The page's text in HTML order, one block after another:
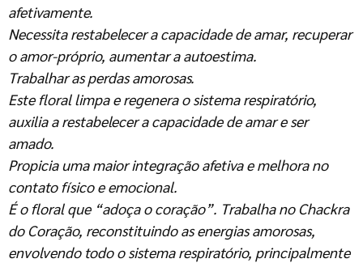
afetivamente.
Necessita restabelecer a capacidade de amar, recuperar
o amor-próprio, aumentar a autoestima.
Trabalhar as perdas amorosas.
Este floral limpa e regenera o sistema respiratório,
auxilia a restabelecer a capacidade de amar e ser
amado.
Propicia uma maior integração afetiva e melhora no
contato físico e emocional.
É o floral que “adoça o coração”. Trabalha no Chackra
do Coração, reconstituindo as energias amorosas,
envolvendo todo o sistema respiratório, principalmente